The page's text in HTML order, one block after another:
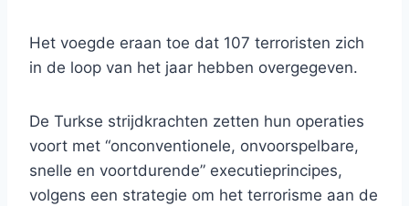
Het voegde eraan toe dat 107 terroristen zich
in de loop van het jaar hebben overgegeven.
De Turkse strijdkrachten zetten hun operaties
voort met “onconventionele, onvoorspelbare,
snelle en voortdurende” executieprincipes,
volgens een strategie om het terrorisme aan de